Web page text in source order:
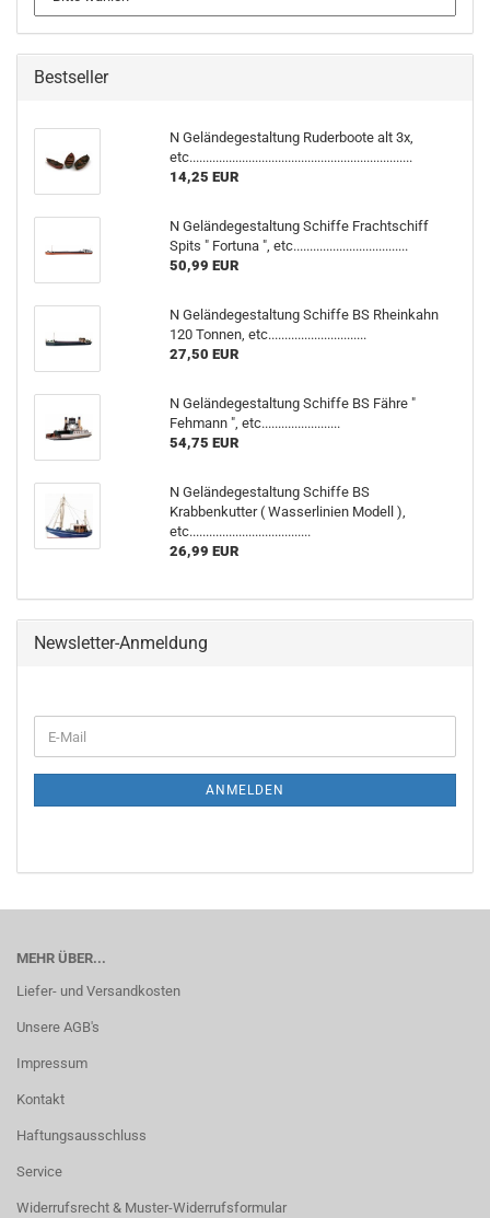
Bestseller
N Geländegestaltung Ruderboote alt 3x,
etc....................................................................
14,25 EUR
N Geländegestaltung Schiffe Frachtschiff
Spits " Fortuna ", etc...................................
50,99 EUR
N Geländegestaltung Schiffe BS Rheinkahn
120 Tonnen, etc..............................
27,50 EUR
N Geländegestaltung Schiffe BS Fähre "
Fehmann ", etc........................
54,75 EUR
N Geländegestaltung Schiffe BS
Krabbenkutter ( Wasserlinien Modell ),
etc.....................................
26,99 EUR
Newsletter-Anmeldung
ZUR
E-
Mail
ANMELDEN
MEHR ÜBER...
Liefer- und Versandkosten
Unsere AGB's
Impressum
Kontakt
Haftungsausschluss
Service
Widerrufsrecht & Muster-Widerrufsformular